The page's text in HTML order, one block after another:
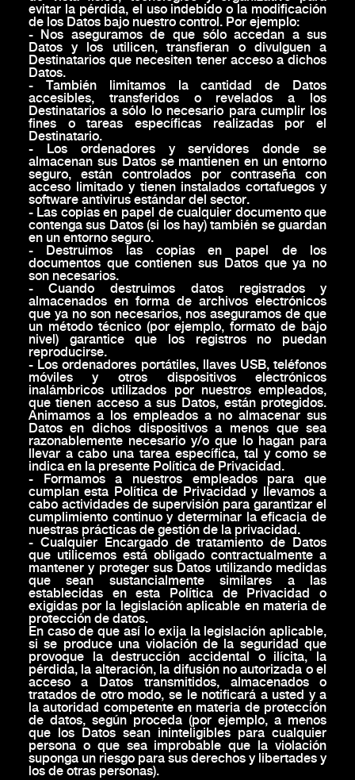
evitar la pérdida, el uso indebido o la modificación
de los Datos bajo nuestro control. Por ejemplo:
- Nos aseguramos de que sólo accedan a sus
Datos y los utilicen, transfieran o divulguen a
Destinatarios que necesiten tener acceso a dichos
Datos.
- También limitamos la cantidad de Datos
accesibles, transferidos o revelados a los
Destinatarios a sólo lo necesario para cumplir los
fines o tareas específicas realizadas por el
Destinatario.
- Los ordenadores y servidores donde se
almacenan sus Datos se mantienen en un entorno
seguro, están controlados por contraseña con
acceso limitado y tienen instalados cortafuegos y
software antivirus estándar del sector.
- Las copias en papel de cualquier documento que
contenga sus Datos (si los hay) también se guardan
en un entorno seguro.
- Destruimos las copias en papel de los
documentos que contienen sus Datos que ya no
son necesarios.
- Cuando destruimos datos registrados y
almacenados en forma de archivos electrónicos
que ya no son necesarios, nos aseguramos de que
un método técnico (por ejemplo, formato de bajo
nivel) garantice que los registros no puedan
reproducirse.
- Los ordenadores portátiles, llaves USB, teléfonos
móviles y otros dispositivos electrónicos
inalámbricos utilizados por nuestros empleados,
que tienen acceso a sus Datos, están protegidos.
Animamos a los empleados a no almacenar sus
Datos en dichos dispositivos a menos que sea
razonablemente necesario y/o que lo hagan para
llevar a cabo una tarea específica, tal y como se
indica en la presente Política de Privacidad.
- Formamos a nuestros empleados para que
cumplan esta Política de Privacidad y llevamos a
cabo actividades de supervisión para garantizar el
cumplimiento continuo y determinar la eficacia de
nuestras prácticas de gestión de la privacidad.
- Cualquier Encargado de tratamiento de Datos
que utilicemos está obligado contractualmente a
mantener y proteger sus Datos utilizando medidas
que sean sustancialmente similares a las
establecidas en esta Política de Privacidad o
exigidas por la legislación aplicable en materia de
protección de datos.
En caso de que así lo exija la legislación aplicable,
si se produce una violación de la seguridad que
provoque la destrucción accidental o ilícita, la
pérdida, la alteración, la difusión no autorizada o el
acceso a Datos transmitidos, almacenados o
tratados de otro modo, se le notificará a usted y a
la autoridad competente en materia de protección
de datos, según proceda (por ejemplo, a menos
que los Datos sean ininteligibles para cualquier
persona o que sea improbable que la violación
suponga un riesgo para sus derechos y libertades y
los de otras personas).